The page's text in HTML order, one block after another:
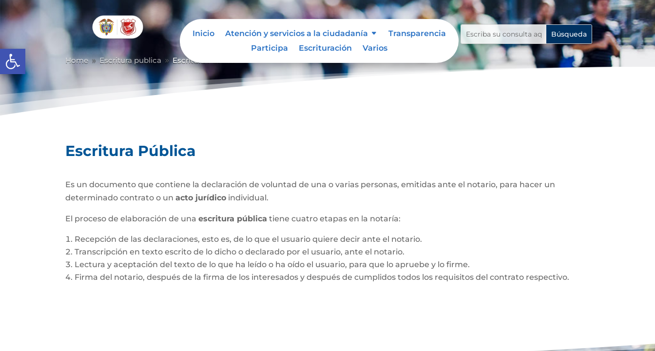
Abrir barra de herramientas
Inicio Atención y servicios a la ciudadanía
Transparencia
Participa
Escrituración
Varios
Home 9 Escritura publica 9 Escritura Pública
Escritura Pública
Es un documento que contiene la declaración de voluntad de una o varias personas, emitidas ante el notario, para hacer un
determinado contrato o unacto jurídico individual.
El proceso de elaboración de unaescritura pública tiene cuatro etapas en la notaría:
Recepción de las declaraciones, esto es, de lo que el usuario quiere decir ante el notario.
Transcripción en texto escrito de lo dicho o declarado por el usuario, ante el notario.
Lectura y aceptación del texto de lo que ha leído o ha oído el usuario, para que lo apruebe y lo firme.
Firma del notario, después de la firma de los interesados y después de cumplidos todos los requisitos del contrato respectivo.